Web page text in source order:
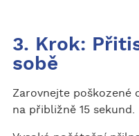
3. Krok:
sobě
Zarovnejte poškozené
na přibližně 15 sekund.